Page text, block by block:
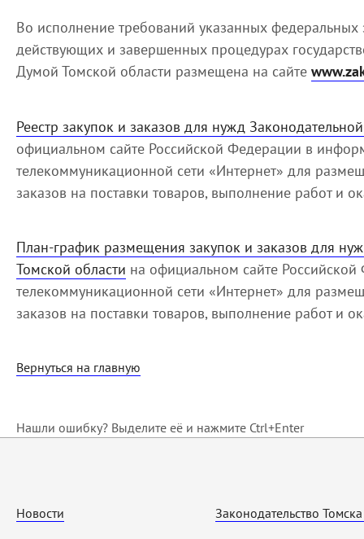
Во исполнение требований указанных
действующих и завершенных процедурах
Думой Томской области размещена на сайте
Реестр закупок и заказов для нужд
официальном сайте Российской Федерации в
телекоммуникационной сети «Интернет» для
заказов на поставки товаров, выполнение работ и
План-график размещения закупок и заказов для
Томской области на официальном сайте
телекоммуникационной сети «Интернет» для
заказов на поставки товаров, выполнение работ и
Вернуться на главную
Нашли ошибку? Выделите её и нажмите Ctrl+Enter
Новости Законодательство